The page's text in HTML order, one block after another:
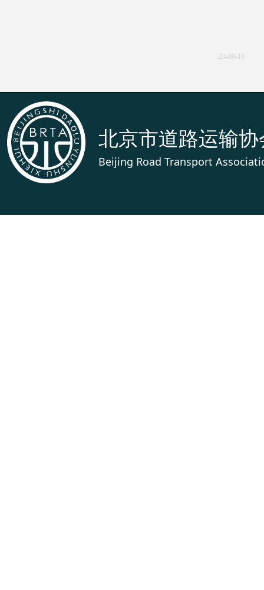
23-09-18
时代新征
北京市道路运输协
Beijing Road Transport